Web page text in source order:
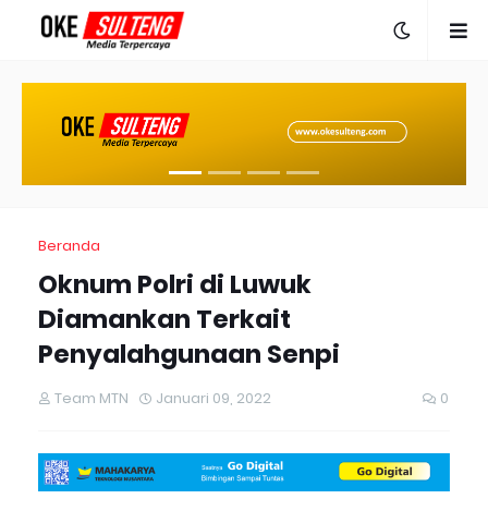
Beranda
Oknum Polri di Luwuk
Diamankan Terkait
Penyalahgunaan Senpi
Team MTN Januari 09, 2022 0